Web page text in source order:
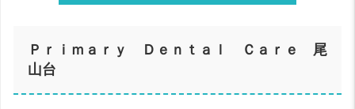
Ｐｒｉｍａｒｙ Ｄｅｎｔａｌ Ｃａｒｅ 尾
山台